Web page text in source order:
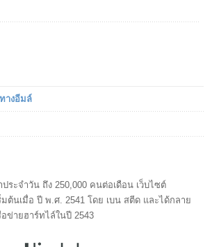
างอีมล์
ะจำวัน ถึง 250,000 คนต่อเดือน เว็บไซต์
มต้นเมื่อ ปี พ.ศ. 2541 โดย เบน สตีด และได้กลาย
ข่ายฮาร์ทไล์ในปี 2543